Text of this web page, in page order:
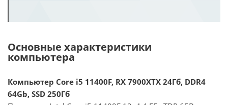
Основные характеристики
компьютера
Компьютер Core i5 11400F, RX 7900XTX 24Гб, DDR4
64Gb, SSD 250Гб